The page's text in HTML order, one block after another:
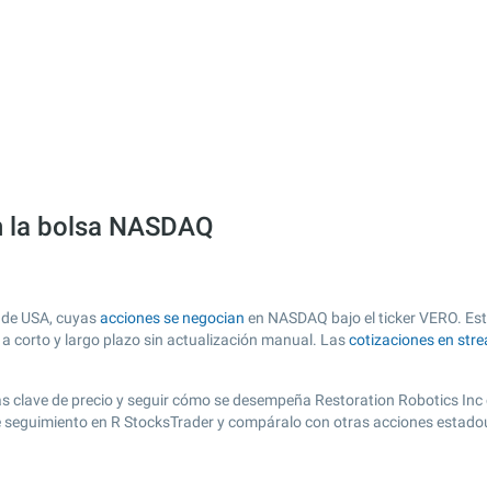
bolsa NASDAQ
USA, cuyasacciones se negocian en NASDAQ bajo el ticker VERO.
corto y largo plazo sin actualización manual. Lascotizaciones en
clave de precio y seguir cómo se desempeña Restoration Robotics
en R StocksTrader y compáralo con otras acciones